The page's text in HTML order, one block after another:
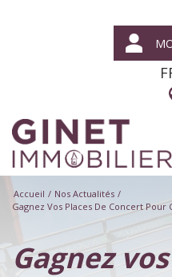
Accueil
Nos Actualités
Gagnez Vos Places De Concert Pour
gagnez vos places de